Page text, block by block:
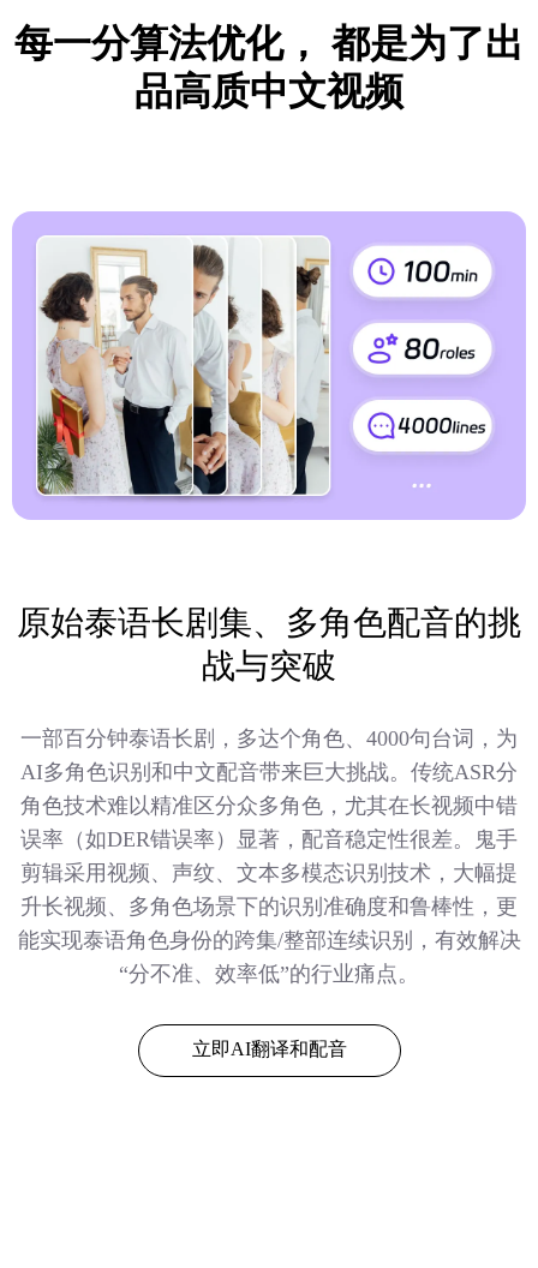
每一分算法优化， 都是为了出
品高质中文视频
原始泰语长剧集、多角色配音的挑
战与突破
一部百分钟泰语长剧，多达个角色、4000句台词，为
AI多角色识别和中文配音带来巨大挑战。传统ASR分
角色技术难以精准区分众多角色，尤其在长视频中错
误率（如DER错误率）显著，配音稳定性很差。鬼手
剪辑采用视频、声纹、文本多模态识别技术，大幅提
升长视频、多角色场景下的识别准确度和鲁棒性，更
能实现泰语角色身份的跨集/整部连续识别，有效解决
“分不准、效率低”的行业痛点。
立即AI翻译和配音